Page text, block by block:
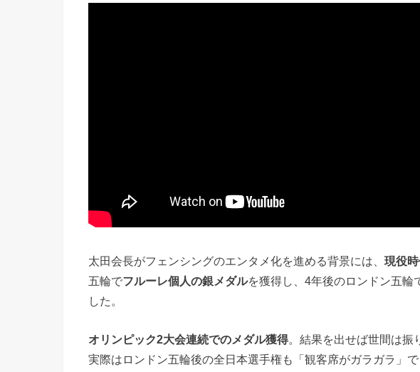
太田会長がフェンシングのエンタメ化を進める背景には、 現役
五輪でフルーレ個人の銀メダルを獲得し、4年後のロンドン五輪
した。
オリンピック2大会連続でのメダル獲得。結果を出せば世間は振
実際はロンドン五輪後の全日本選手権も「観客席がガラガラ」